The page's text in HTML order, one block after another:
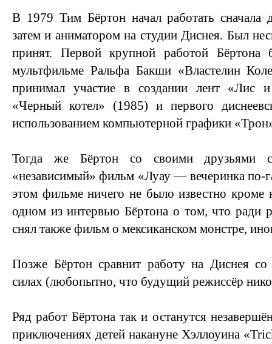
В 1979 Тим Бёртон начал работать сначала
затем и аниматором на студии Диснея. Был
принят. Первой крупной работой Бёртона
мультфильме Ральфа Бакши «Властелин
принимал участие в создании лент «Лис
«Черный котел» (1985) и первого
использованием компьютерной графики
Тогда же Бёртон со своими друзьями
«независимый» фильм «Луау — вечеринка по-
этом фильме ничего не было известно кроме
одном из интервью Бёртона о том, что ради
снял также фильм о мексиканском монстре,
Позже Бёртон сравнит работу на Диснея
силах (любопытно, что будущий режиссёр
Ряд работ Бёртона так и останутся
приключениях детей накануне Хэллоуина